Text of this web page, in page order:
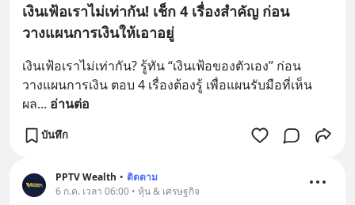
เงินเฟ้อเราไม่เท่ากัน! เช็ก 4 เรื่องสำคัญ ก่อน
วางแผนการเงินให้เอาอยู่
เงินเฟ้อเราไม่เท่ากัน? รู้ทัน “เงินเฟ้อของตัวเอง” ก่อน
วางแผนการเงิน ตอบ 4 เรื่องต้องรู้ เพื่อแผนรับมือที่เห็น
ผล... อ่านต่อ
บันทึก
PPTV Wealth • ติดตาม
6 ก.ค. เวลา 06:00 • หุ้น & เศรษฐกิจ